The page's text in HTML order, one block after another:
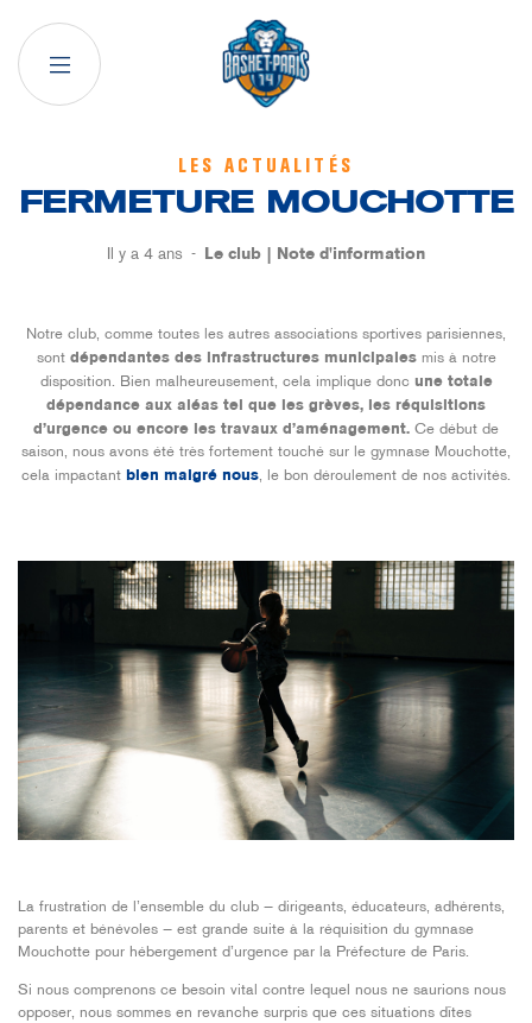
LES ACTUALITÉS
FERMETURE MOUCHOTTE
Il y a 4 ans Le club Note d'information
Notre club, comme toutes les autres associations sportives parisiennes,
sont dépendantes des infrastructures municipalesmis à notre
disposition. Bien malheureusement, cela implique donc une totale
dépendance aux aléas tel que les grèves, les réquisitions
d’urgence ou encore les travaux d’aménagement. Ce début de
saison, nous avons été très fortement touché sur le gymnase Mouchotte,
cela impactant bien malgré nous, le bon déroulement de nos activités.
La frustration de l’ensemble du club — dirigeants, éducateurs, adhérents,
parents et bénévoles — est grande suite à la réquisition du gymnase
Mouchotte pour hébergement d’urgence par la Préfecture de Paris.
Si nous comprenons ce besoin vital contre lequel nous ne saurions nous
opposer, nous sommes en revanche surpris que ces situations dîtes